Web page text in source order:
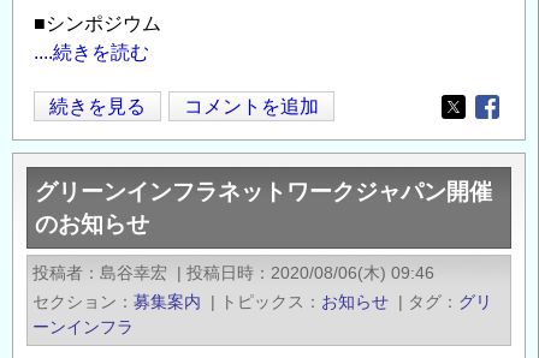
始
■シンポジウム
....続きを読む
関
東
エ
コ
ロ
ジ
カ
ル・
ネ
続きを見る コメントを追加
Opens in
グリーンインフラネットワークジャパン開催
のお知らせ
投稿者 島谷幸宏 | 投稿日時
2020/08/06(木) 09:46
セクション
募集案内 | トピックス お知らせ | タグ
グリ
ーンインフラ